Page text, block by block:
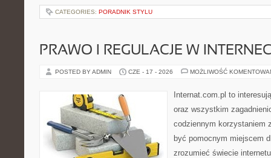
CATEGORIES: PORADNIK STYLU
PRAWO I REGULACJE W
POSTED BY ADMIN CZE - 17 - 2026 MOŻLIWOŚĆ
Internat.com.pl to
oraz wszystkim
codziennym korzystaniem
być pomocnym miejscem
zrozumieć świecie